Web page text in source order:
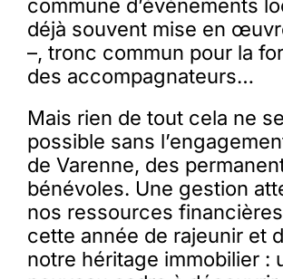
commune d’événements
déjà souvent mise en
–, tronc commun pour la
des accompagnateurs…
Mais rien de tout cela ne
possible sans
de Varenne, des
bénévoles. Une gestion
nos ressources
cette année de rajeunir et
notre héritage immobilier :